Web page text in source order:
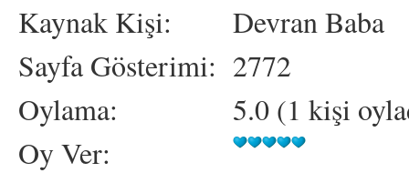
Kaynak Kişi:
Devran Baba
Sayfa Gösterimi: 2772
Oylama:
5.0 (1 kişi
Oy Ver: